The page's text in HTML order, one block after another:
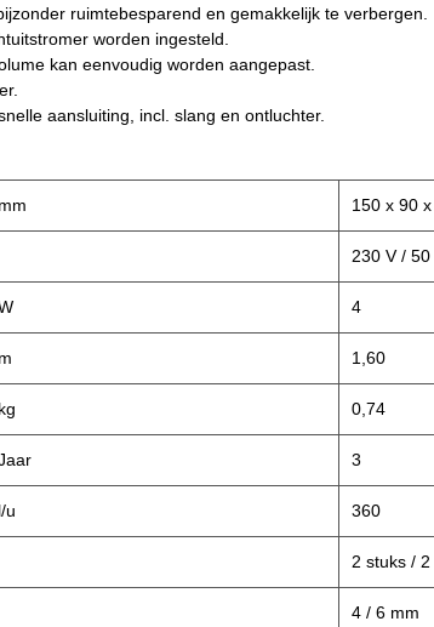
ruimtebesparend en gemakkelijk te verbergen.
worden ingesteld.
kan eenvoudig worden aangepast.
aansluiting, incl. slang en ontluchter.
mm 150 x 90
230 V / 50
4
m 1,60
kg 0,74
3
l/u 360
2 stuks / 2
4 / 6 mm